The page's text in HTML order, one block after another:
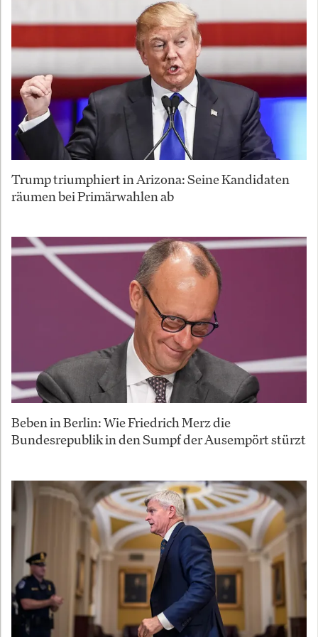
Trump triumphiert in Arizona: Seine Kandidaten
räumen bei Primärwahlen ab
Beben in Berlin: Wie Friedrich Merz die
Bundesrepublik in den Sumpf der Ausempört stürzt